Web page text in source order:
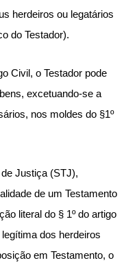
herdeiros ou legatários
do Testador).
Civil, o Testador pode
excetuando-se a
nos moldes do §1º
Justiça (STJ),
de um Testamento
literal do § 1º do artigo
dos herdeiros
em Testamento, o